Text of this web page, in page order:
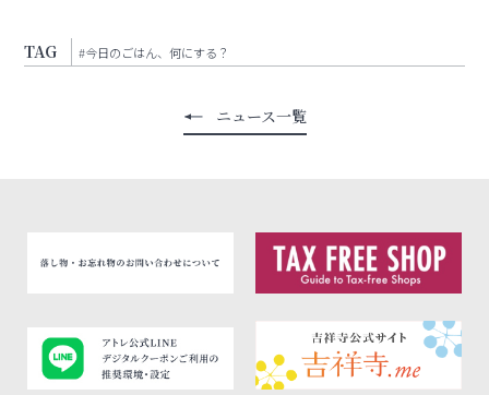
TAG #今日のごはん、何にする？
ニュース一覧